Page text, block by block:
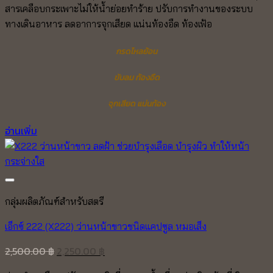
สารเคลือบกระเพาะไม่ให้น้ำย่อยทำร้าย ปรับการทำงานของระบบ
ทางเดินอาหาร ลดอาการจุกเสียด แน่นท้องอืด ท้องเฟ้อ
กรดไหลย้อน
ขับลม ท้องอืด
จุกเสียด แน่นท้อง
อ่านเพิ่ม
กลุ่มผลิตภัณฑ์สำหรับสตรี
เอ็กซ์ 222 (X222) ว่านหน้าขาวชนิดแคปซูล หมอเส็ง
2,500.00฿
price